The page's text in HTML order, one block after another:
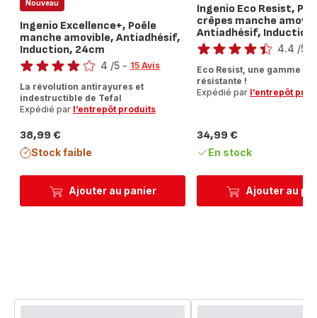
Ajouter au panier
Nouveau
Ingenio Excellence+, Poêle
manche amovible, Antiadhésif,
Induction, 24cm
Note
4
étoiles
4 /5 - 15 Avis
La révolution antirayures et
indestructible de Tefal
Expédié par l’entrepôt produits
Prix
38,99 €
Stock faible
Ajouter au
Ingenio Eco Resist,
crêpes manche
Antiadhésif,
Note
4.4 /5
Eco Resist, une gamme
résistante !
Expédié par l’entrepôt
Prix
34,99 €
En stock